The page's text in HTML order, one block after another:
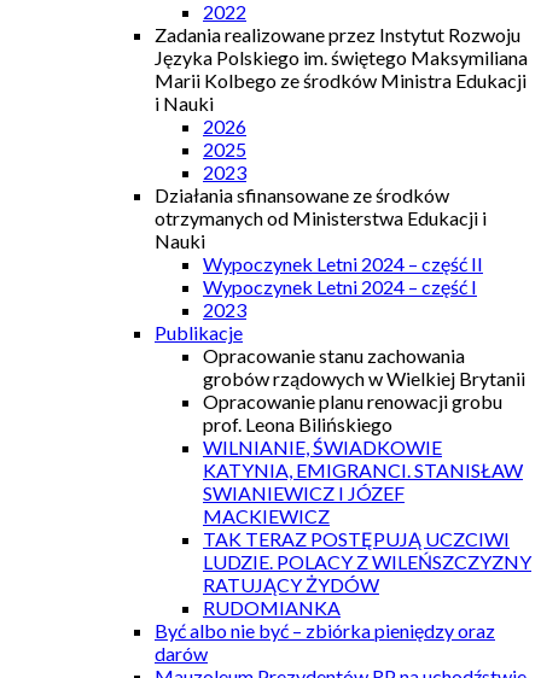
2022
Zadania realizowane przez Instytut Rozwoju
Języka Polskiego im. świętego Maksymiliana
Marii Kolbego ze środków Ministra Edukacji
i Nauki
2026
2025
2023
Działania sfinansowane ze środków
otrzymanych od Ministerstwa Edukacji i
Nauki
Wypoczynek Letni 2024 – część II
Wypoczynek Letni 2024 – część I
2023
Publikacje
Opracowanie stanu zachowania
grobów rządowych w Wielkiej Brytanii
Opracowanie planu renowacji grobu
prof. Leona Bilińskiego
WILNIANIE, ŚWIADKOWIE
KATYNIA, EMIGRANCI. STANISŁAW
SWIANIEWICZ I JÓZEF
MACKIEWICZ
TAK TERAZ POSTĘPUJĄ UCZCIWI
LUDZIE. POLACY Z WILEŃSZCZYZNY
RATUJĄCY ŻYDÓW
RUDOMIANKA
Być albo nie być – zbiórka pieniędzy oraz
darów